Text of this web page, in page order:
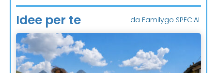
Idee per te da Familygo SPECIAL